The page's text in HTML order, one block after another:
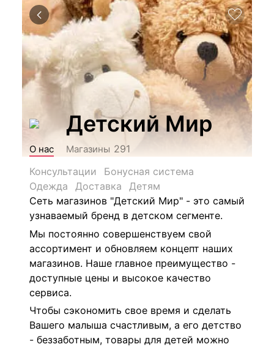
Детский Мир
О нас Магазины 291
Консультации
Бонусная система
Одежда
Доставка
Детям
Сеть магазинов "Детский Мир" - это самый
узнаваемый бренд в детском сегменте.
Мы постоянно совершенствуем свой
ассортимент и обновляем концепт наших
магазинов. Наше главное преимущество -
доступные цены и высокое качество
сервиса.
Чтобы сэкономить свое время и сделать
Вашего малыша счастливым, а его детство
- беззаботным, товары для детей можно